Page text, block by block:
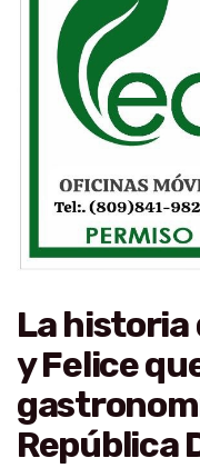
La historia
y Felice
República